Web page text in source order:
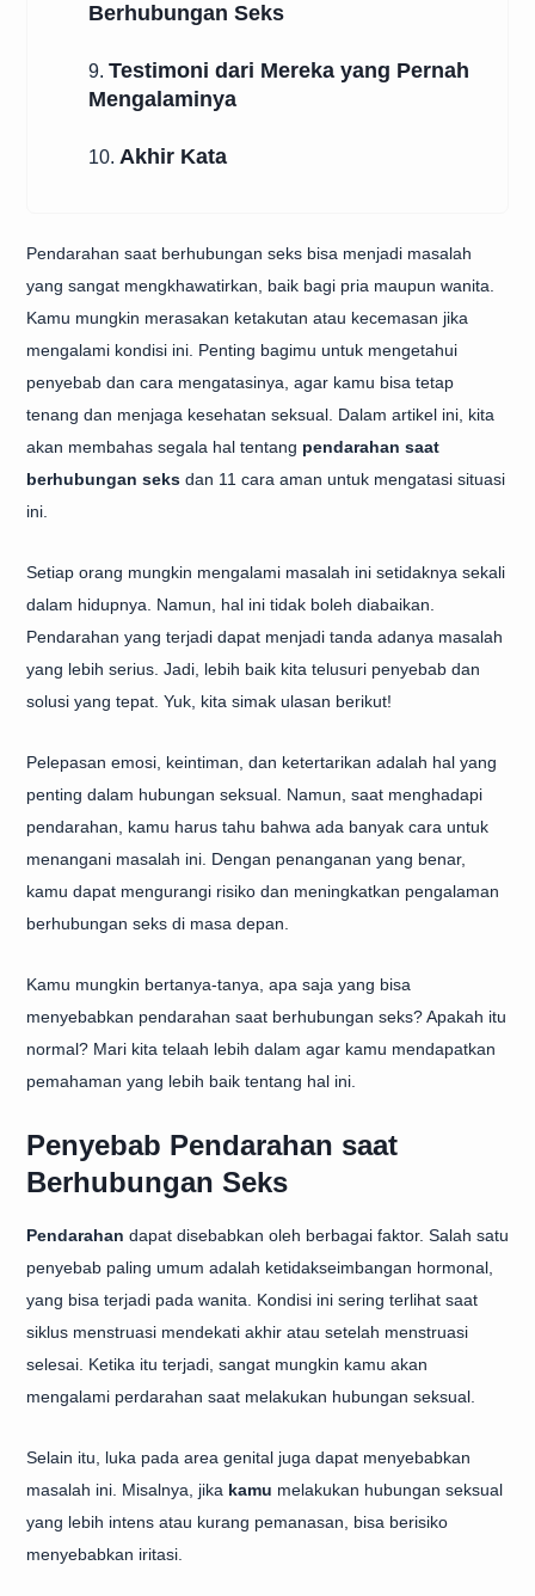
Berhubungan Seks
9. Testimoni dari Mereka yang Pernah
Mengalaminya
10. Akhir Kata
Pendarahan saat berhubungan seks bisa menjadi masalah
yang sangat mengkhawatirkan, baik bagi pria maupun wanita.
Kamu mungkin merasakan ketakutan atau kecemasan jika
mengalami kondisi ini. Penting bagimu untuk mengetahui
penyebab dan cara mengatasinya, agar kamu bisa tetap
tenang dan menjaga kesehatan seksual. Dalam artikel ini, kita
akan membahas segala hal tentang pendarahan saat
berhubungan seks dan 11 cara aman untuk mengatasi situasi
ini.
Setiap orang mungkin mengalami masalah ini setidaknya sekali
dalam hidupnya. Namun, hal ini tidak boleh diabaikan.
Pendarahan yang terjadi dapat menjadi tanda adanya masalah
yang lebih serius. Jadi, lebih baik kita telusuri penyebab dan
solusi yang tepat. Yuk, kita simak ulasan berikut!
Pelepasan emosi, keintiman, dan ketertarikan adalah hal yang
penting dalam hubungan seksual. Namun, saat menghadapi
pendarahan, kamu harus tahu bahwa ada banyak cara untuk
menangani masalah ini. Dengan penanganan yang benar,
kamu dapat mengurangi risiko dan meningkatkan pengalaman
berhubungan seks di masa depan.
Kamu mungkin bertanya-tanya, apa saja yang bisa
menyebabkan pendarahan saat berhubungan seks? Apakah itu
normal? Mari kita telaah lebih dalam agar kamu mendapatkan
pemahaman yang lebih baik tentang hal ini.
Penyebab Pendarahan saat
Berhubungan Seks
Pendarahan dapat disebabkan oleh berbagai faktor. Salah satu
penyebab paling umum adalah ketidakseimbangan hormonal,
yang bisa terjadi pada wanita. Kondisi ini sering terlihat saat
siklus menstruasi mendekati akhir atau setelah menstruasi
selesai. Ketika itu terjadi, sangat mungkin kamu akan
mengalami perdarahan saat melakukan hubungan seksual.
Selain itu, luka pada area genital juga dapat menyebabkan
masalah ini. Misalnya, jika kamu melakukan hubungan seksual
yang lebih intens atau kurang pemanasan, bisa berisiko
menyebabkan iritasi.